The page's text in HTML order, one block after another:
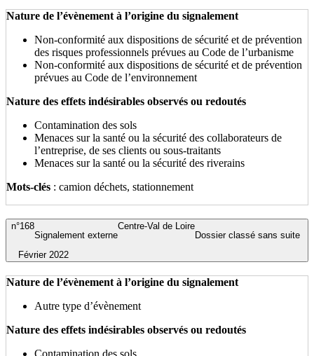
Nature de l’évènement à l’origine du signalement
Non-conformité aux dispositions de sécurité et de prévention
des risques professionnels prévues au Code de l’urbanisme
Non-conformité aux dispositions de sécurité et de prévention
prévues au Code de l’environnement
Nature des effets indésirables observés ou redoutés
Contamination des sols
Menaces sur la santé ou la sécurité des collaborateurs de
l’entreprise, de ses clients ou sous-traitants
Menaces sur la santé ou la sécurité des riverains
Mots-clés : camion déchets, stationnement
Février 2022
Dossier classé sans suite
Centre-Val de Loire
Signalement externe
n°168
Nature de l’évènement à l’origine du signalement
Autre type d’évènement
Nature des effets indésirables observés ou redoutés